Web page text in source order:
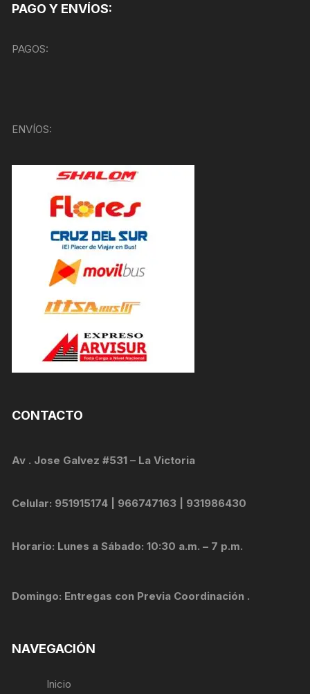
PAGO Y ENVÍOS:
PAGOS:
ENVÍOS:
CONTACTO
Av . Jose Galvez #531 – La Victoria
Celular: 951915174 | 966747163 | 931986430
Horario: Lunes a Sábado: 10:30 a.m. – 7 p.m.
Domingo: Entregas con Previa Coordinación .
NAVEGACIÓN
Inicio